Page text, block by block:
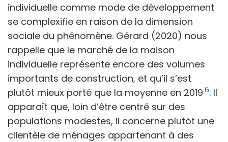
individuelle comme mode de développement
se complexifie en raison de la dimension
sociale du phénomène. Gérard (2020) nous
rappelle que le marché de la maison
individuelle représente encore des volumes
importants de construction, et qu’il s’est
plutôt mieux porté que la moyenne en 2019 6. Il
apparaît que, loin d’être centré sur des
populations modestes, il concerne plutôt une
clientèle de ménages appartenant à des